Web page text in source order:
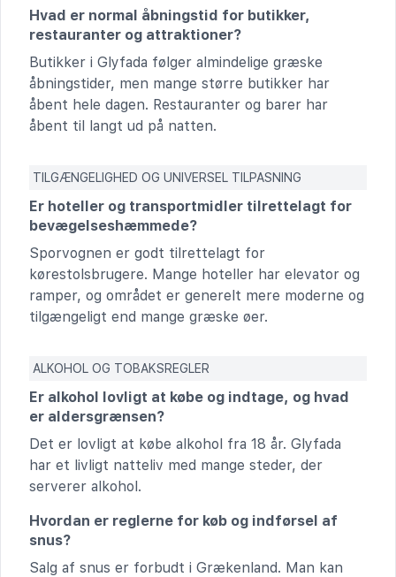
Hvad er normal åbningstid for butikker,
restauranter og attraktioner?
Butikker i Glyfada følger almindelige græske
åbningstider, men mange større butikker har
åbent hele dagen. Restauranter og barer har
åbent til langt ud på natten.
TILGÆNGELIGHED OG UNIVERSEL TILPASNING
Er hoteller og transportmidler tilrettelagt for
bevægelseshæmmede?
Sporvognen er godt tilrettelagt for
kørestolsbrugere. Mange hoteller har elevator og
ramper, og området er generelt mere moderne og
tilgængeligt end mange græske øer.
ALKOHOL OG TOBAKSREGLER
Er alkohol lovligt at købe og indtage, og hvad
er aldersgrænsen?
Det er lovligt at købe alkohol fra 18 år. Glyfada
har et livligt natteliv med mange steder, der
serverer alkohol.
Hvordan er reglerne for køb og indførsel af
snus?
Salg af snus er forbudt i Grækenland. Man kan